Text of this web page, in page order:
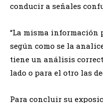
conducir a señales
“La misma información
según como se la
tiene un análisis
lado o para el otro las
Para concluir su